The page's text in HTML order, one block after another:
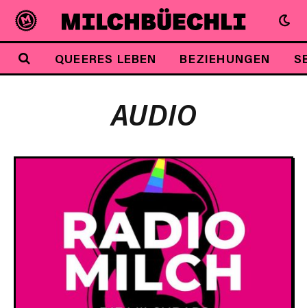
QUEERES LEBEN BEZIEHUNGEN
AUDIO